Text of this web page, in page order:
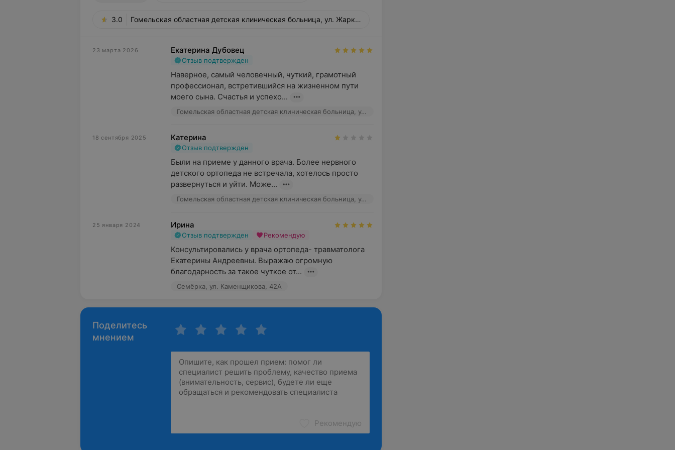
3.0 Гомельская областная детская клиническая больница, ул. Жарковского, 7
23 марта 2026 Екатерина Дубовец
Отзыв подтвержден
Наверное, самый человечный, чуткий, грамотный
профессионал, встретившийся на жизненном пути
моего сына. Счастья и успехо...
Гомельская областная детская клиническая больница, ул. Жарковского, 7
18 сентября 2025 Катерина
Отзыв подтвержден
Были на приеме у данного врача. Более нервного
детского ортопеда не встречала, хотелось просто
развернуться и уйти. Може...
Гомельская областная детская клиническая больница, ул. Жарковского, 7
25 января 2024 Ирина
Отзыв подтвержден Рекомендую
Консультировались у врача ортопеда- травматолога
Екатерины Андреевны. Выражаю огромную
благодарность за такое чуткое от...
Семёрка, ул. Каменщикова, 42А
Поделитесь
мнением
Рекомендую